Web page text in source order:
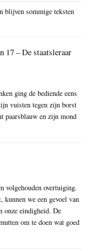
blijven sommige teksten
17 – De staatsleraar
ging de bediende eens
vuisten tegen zijn borst
paarsblauw en zijn mond
volgehouden overtuiging.
we een gevoel van
onze eindigheid. De
om te doen wat goed